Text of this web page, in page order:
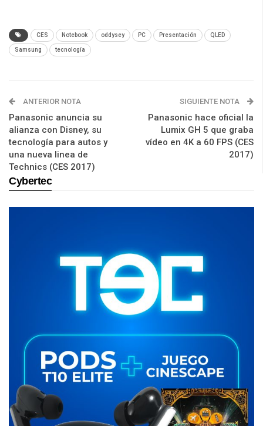
CES Notebook oddysey PC Presentación QLED
Samsung tecnología
ANTERIOR NOTA
Panasonic anuncia su
alianza con Disney, su
tecnología para autos y
una nueva linea de
Technics (CES 2017)
SIGUIENTE NOTA
Panasonic hace oficial la
Lumix GH 5 que graba
vídeo en 4K a 60 FPS (CES
2017)
Cybertec